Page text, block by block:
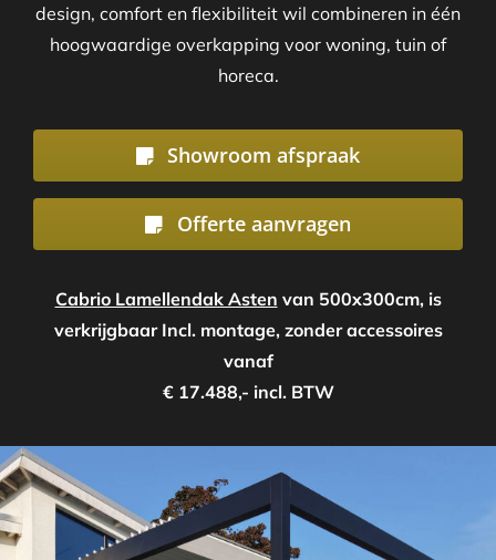
design, comfort en flexibiliteit wil combineren in één
hoogwaardige overkapping voor woning, tuin of
horeca.
Showroom afspraak
Offerte aanvragen
Cabrio Lamellendak Asten van 500x300cm, is
verkrijgbaar Incl. montage, zonder accessoires
vanaf
€ 17.488,- incl. BTW